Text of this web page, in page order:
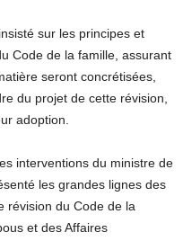
sur les principes et
Code de la famille, assurant
seront concrétisées,
du projet de cette révision,
adoption.
interventions du ministre de
les grandes lignes des
révision du Code de la
et des Affaires